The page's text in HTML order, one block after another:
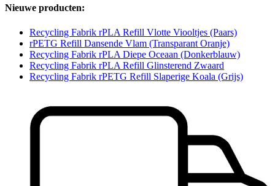
Nieuwe producten:
Recycling Fabrik rPLA Refill Vlotte Viooltjes (Paars)
rPETG Refill Dansende Vlam (Transparant Oranje)
Recycling Fabrik rPLA Diepe Oceaan (Donkerblauw)
Recycling Fabrik rPLA Refill Glinsterend Zwaard
Recycling Fabrik rPETG Refill Slaperige Koala (Grijs)